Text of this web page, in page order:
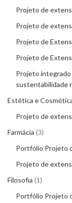
Projeto de
Projeto de
Projeto de
Projeto de
Projeto
sustentabilidade
Estética e
Projeto de
Farmácia 3
Portfólio Projeto
Projeto de
Filosofia 1
Portfólio Projeto